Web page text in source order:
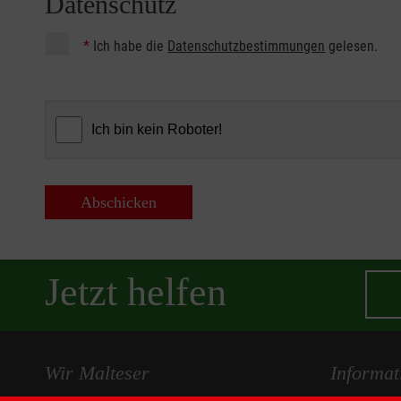
* Ich habe die Datenschutzbestimmungen gelesen.
Abschicken
Jetzt helfen
Wir Malteser